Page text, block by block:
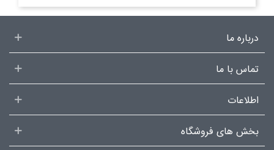
درباره ما
تماس با ما
اطلاعات
بخش های فروشگاه